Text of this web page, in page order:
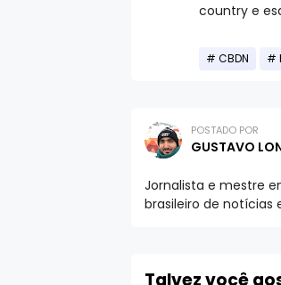
country e
CBDN
POSTADO POR
GUSTAVO
Jornalista e mestre
brasileiro de notícias
Talvez você